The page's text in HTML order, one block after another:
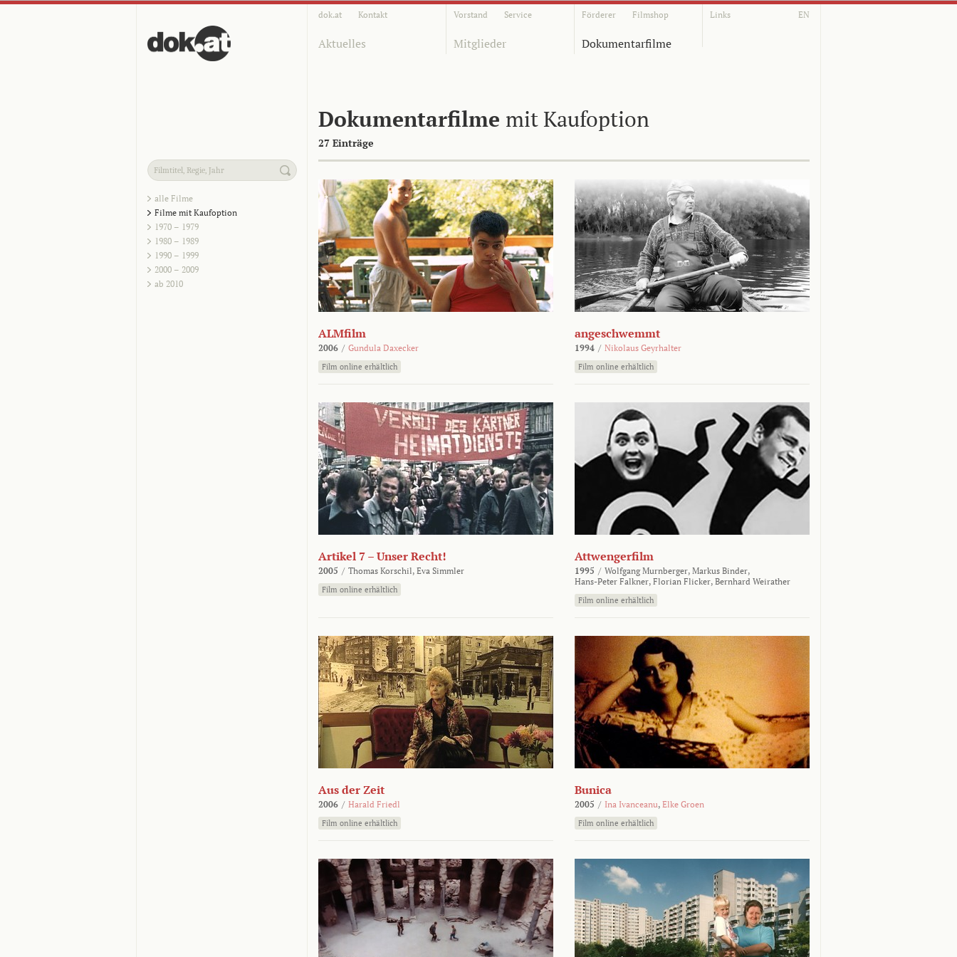
dok.at Kontakt Vorstand Service Förderer Filmshop Links EN
Aktuelles Mitglieder Dokumentarfilme
Dokumentarfilme mit Kaufoption
27 Einträge
alle Filme
Filme mit Kaufoption
1970 – 1979
1980 – 1989
1990 – 1999
2000 – 2009
ab 2010
ALMfilm
2006 / Gundula Daxecker
Film online erhältlich
angeschwemmt
1994 / Nikolaus Geyrhalter
Film online erhältlich
Artikel 7 – Unser Recht!
2005 / Thomas Korschil, Eva Simmler
Film online erhältlich
Attwengerfilm
1995 / Wolfgang Murnberger, Markus Binder,
Hans-Peter Falkner, Florian Flicker, Bernhard Weirather
Film online erhältlich
Aus der Zeit
2006 / Harald Friedl
Film online erhältlich
Bunica
2005 / Ina Ivanceanu, Elke Groen
Film online erhältlich